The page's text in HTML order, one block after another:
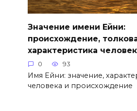
Значение имени Ейни:
происхождение,
характеристика
0 93
Имя Ейни: значение,
человека и происхождение